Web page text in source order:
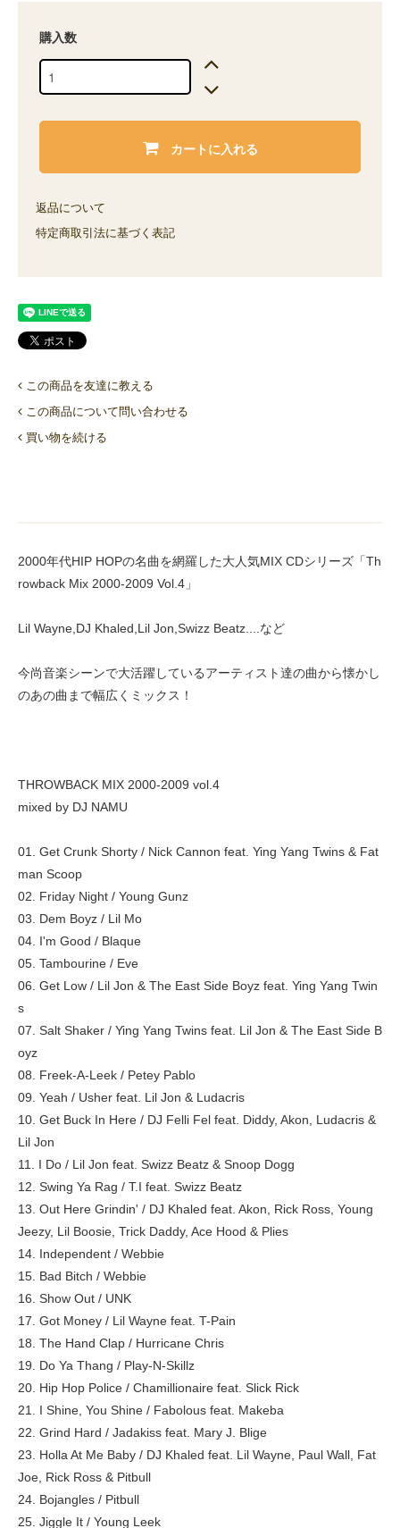
購入数
カートに入れる
返品について
特定商取引法に基づく表記
この商品を友達に教える
この商品について問い合わせる
買い物を続ける
2000年代HIP HOPの名曲を網羅した大人気MIX CDシリーズ「Th
rowback Mix 2000-2009 Vol.4」
Lil Wayne,DJ Khaled,Lil Jon,Swizz Beatz....など
今尚音楽シーンで大活躍しているアーティスト達の曲から懐かし
のあの曲まで幅広くミックス！
THROWBACK MIX 2000-2009 vol.4
mixed by DJ NAMU
01. Get Crunk Shorty / Nick Cannon feat. Ying Yang Twins & Fat
man Scoop
02. Friday Night / Young Gunz
03. Dem Boyz / Lil Mo
04. I'm Good / Blaque
05. Tambourine / Eve
06. Get Low / Lil Jon & The East Side Boyz feat. Ying Yang Twin
s
07. Salt Shaker / Ying Yang Twins feat. Lil Jon & The East Side B
oyz
08. Freek-A-Leek / Petey Pablo
09. Yeah / Usher feat. Lil Jon & Ludacris
10. Get Buck In Here / DJ Felli Fel feat. Diddy, Akon, Ludacris &
Lil Jon
11. I Do / Lil Jon feat. Swizz Beatz & Snoop Dogg
12. Swing Ya Rag / T.I feat. Swizz Beatz
13. Out Here Grindin' / DJ Khaled feat. Akon, Rick Ross, Young
Jeezy, Lil Boosie, Trick Daddy, Ace Hood & Plies
14. Independent / Webbie
15. Bad Bitch / Webbie
16. Show Out / UNK
17. Got Money / Lil Wayne feat. T-Pain
18. The Hand Clap / Hurricane Chris
19. Do Ya Thang / Play-N-Skillz
20. Hip Hop Police / Chamillionaire feat. Slick Rick
21. I Shine, You Shine / Fabolous feat. Makeba
22. Grind Hard / Jadakiss feat. Mary J. Blige
23. Holla At Me Baby / DJ Khaled feat. Lil Wayne, Paul Wall, Fat
Joe, Rick Ross & Pitbull
24. Bojangles / Pitbull
25. Jiggle It / Young Leek